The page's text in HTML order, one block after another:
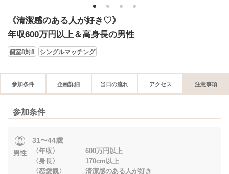
1 2 3 4
《清潔感のある人が好き♡》
年収600万円以上＆高身長の男性
個室8対8 シングルマッチング
参加条件 企画詳細 当日の流れ アクセス 注意事項
参加条件
男性
31〜44歳
〈年収〉 600万円以上
〈身長〉 170cm以上
〈恋愛観〉 清潔感のある人が好き